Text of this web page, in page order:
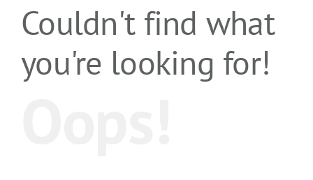
Couldn't find what
you're looking for!